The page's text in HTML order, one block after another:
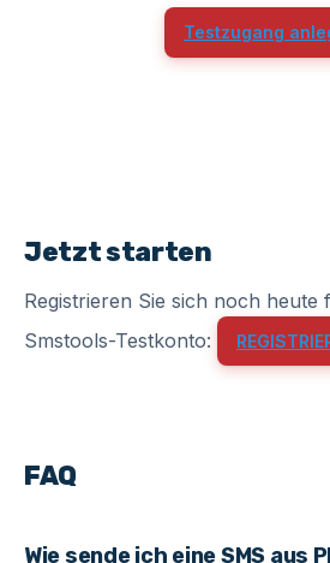
Testzugang
Jetzt starten
Registrieren Sie sich noch heute
Smstools-Testkonto:
FAQ
Wie sende ich eine SMS aus